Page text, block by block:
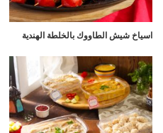
اسياخ شيش الطاووك بالخلطة الهندية